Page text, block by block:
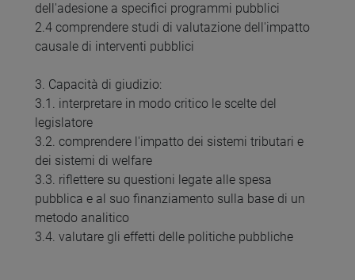
dell'adesione a specifici programmi pubblici
2.4 comprendere studi di valutazione dell'impatto
causale di interventi pubblici
3. Capacità di giudizio:
3.1. interpretare in modo critico le scelte del
legislatore
3.2. comprendere l'impatto dei sistemi tributari e
dei sistemi di welfare
3.3. riflettere su questioni legate alle spesa
pubblica e al suo finanziamento sulla base di un
metodo analitico
3.4. valutare gli effetti delle politiche pubbliche